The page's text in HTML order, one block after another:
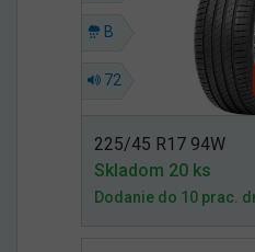
B
72
225/45 R17 94W
Skladom 20 ks
Dodanie do 10 prac.